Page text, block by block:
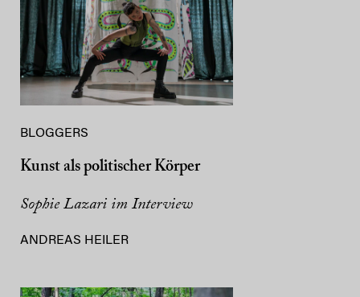
BLOGGERS
Kunst als politischer Körper
Sophie Lazari im Interview
ANDREAS HEILER